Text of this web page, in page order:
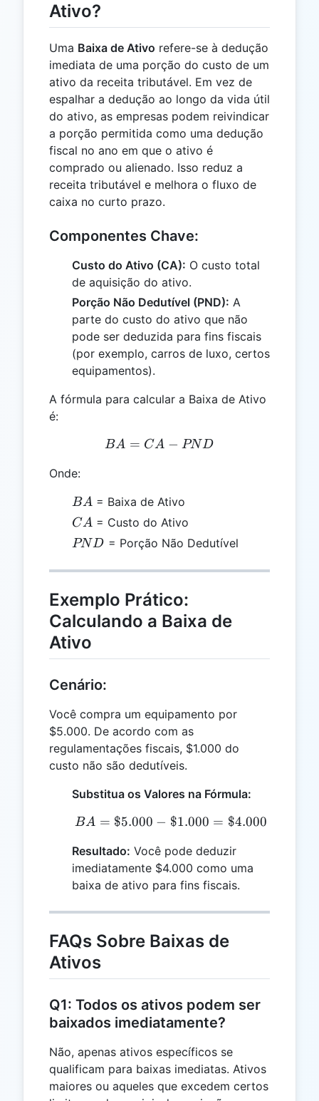
Ativo?
Uma Baixa de Ativo refere-se à dedução
imediata de uma porção do custo de um
ativo da receita tributável. Em vez de
espalhar a dedução ao longo da vida útil
do ativo, as empresas podem reivindicar
a porção permitida como uma dedução
fiscal no ano em que o ativo é
comprado ou alienado. Isso reduz a
receita tributável e melhora o fluxo de
caixa no curto prazo.
Componentes Chave:
Custo do Ativo (CA): O custo total
de aquisição do ativo.
Porção Não Dedutível (PND): A
parte do custo do ativo que não
pode ser deduzida para fins fiscais
(por exemplo, carros de luxo, certos
equipamentos).
A fórmula para calcular a Baixa de Ativo
é:
BA = CA - PND
BA = CA − PND
Onde:
BA
BA = Baixa de Ativo
CA
CA = Custo do Ativo
PND
PND = Porção Não Dedutível
Exemplo Prático:
Calculando a Baixa de
Ativo
Cenário:
Você compra um equipamento por
$5.000. De acordo com as
regulamentações fiscais, $1.000 do
custo não são dedutíveis.
Substitua os Valores na Fórmula:
BA = \$5.000 - \$1.000
BA = $5.000 − $1.000 = $4.000
Resultado: Você pode deduzir
imediatamente $4.000 como uma
baixa de ativo para fins fiscais.
FAQs Sobre Baixas de
Ativos
Q1: Todos os ativos podem ser
baixados imediatamente?
Não, apenas ativos específicos se
qualificam para baixas imediatas. Ativos
maiores ou aqueles que excedem certos